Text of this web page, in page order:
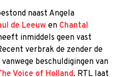
naast Angela
de Leeuw en Chantal
inmiddels geen vast
verbrak de zender de
beschuldigingen van
Voice of Holland. RTL laat